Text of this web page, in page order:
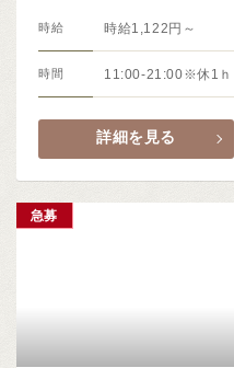
時給 時給1,122円～
時間 11:00-21:00※休1ｈ
詳細を見る
急募